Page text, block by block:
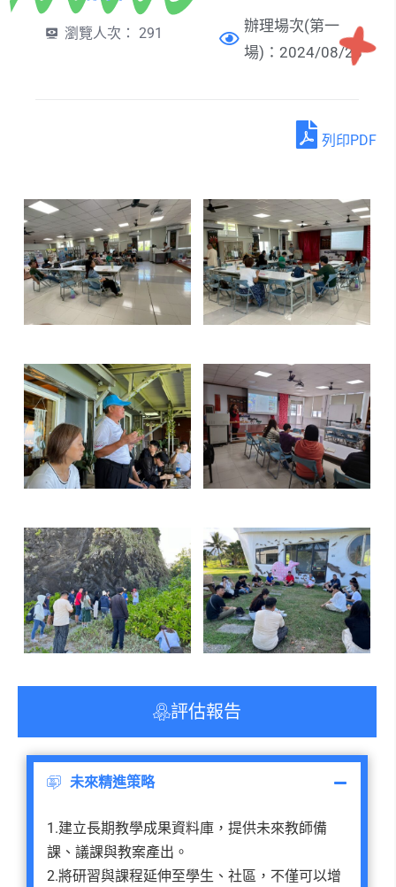
瀏覽人次： 291
辦理場次(第一
場)：2024/08/28
列印PDF
評估報告
未來精進策略
1.建立長期教學成果資料庫，提供未來教師備
課、議課與教案產出。
2.將研習與課程延伸至學生、社區，不僅可以增